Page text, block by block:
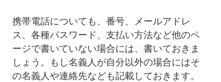
携帯電話についても、番号、メールアドレ
ス、各種パスワード、支払い方法など他のペ
ージで書いていない場合には、書いておきま
しょう。もし名義人が自分以外の場合にはそ
の名義人や連絡先なども記載しておきます。